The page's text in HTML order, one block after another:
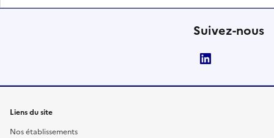
Suivez-nous
Liens du site
Nos établissements